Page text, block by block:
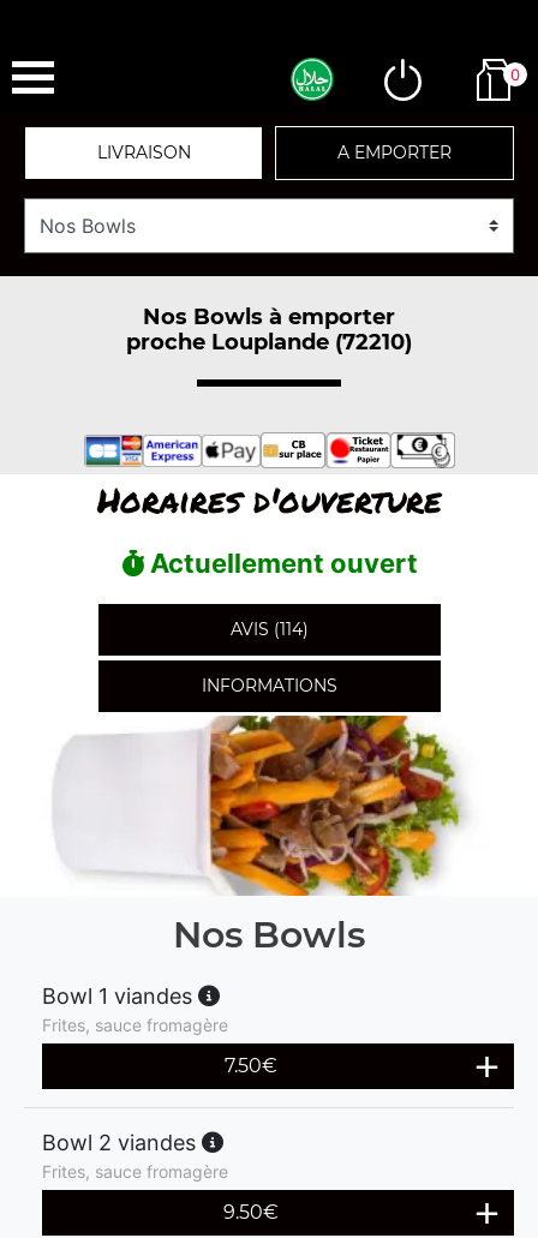
0
LIVRAISON A EMPORTER
Nos Bowls à emporter
proche Louplande (72210)
Horaires d'ouverture
Actuellement ouvert
AVIS (114)
INFORMATIONS
Nos Bowls
Bowl 1 viandes
Frites, sauce fromagère
7.50€
Bowl 2 viandes
Frites, sauce fromagère
9.50€